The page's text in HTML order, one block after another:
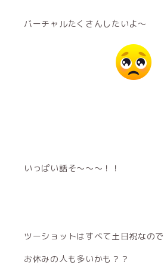
バーチャルたくさんしたいよ〜
いっぱい話そ〜〜〜！！
ツーショットはすべて土日祝なので
お休みの人も多いかも？？